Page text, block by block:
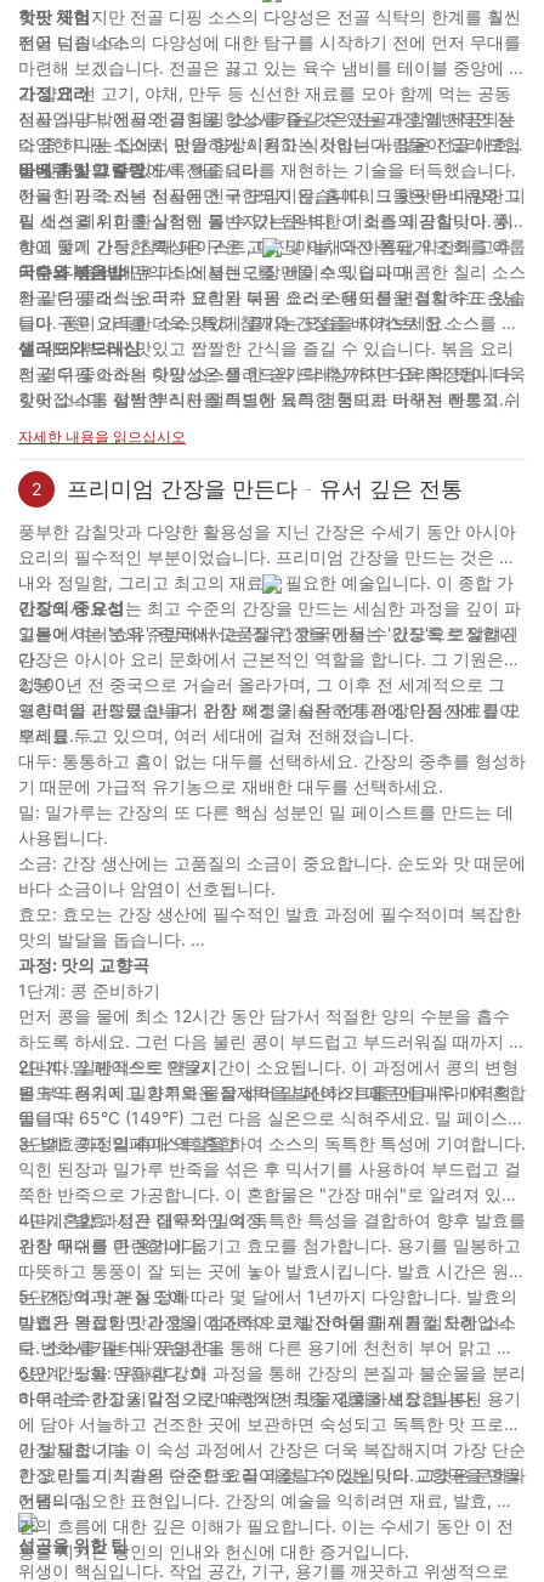
적인 곳이지만 전골 디핑 소스의 다양성은 전골 식탁의 한계를 훨씬
뛰어 넘습니다.
핫팟 체험
전골 디핑 소스의 다양성에 대한 탐구를 시작하기 전에 먼저 무대를
마련해 보겠습니다. 전골은 끓고 있는 육수 냄비를 테이블 중앙에 놓
고 얇게 썬 고기, 야채, 만두 등 신선한 재료를 모아 함께 먹는 공동
식사입니다. 전골의 경험을 향상시키는 것은 전골과 함께 제공되는
다양한 디핑 소스로, 맛을 향상시키고 식사하는 사람들이 요리 모험
을 맞춤화할 수 있도록 해줍니다.
가정 요리
전골 식당 밖에서 전골 디핑 소스를 즐길 수 있는 가장 일반적인 장
소 중 하나는 집에서 편안하게 이용하는 것입니다. 많은 전골 애호가
들은 자신의 주방에서 전골 요리를 재현하는 기술을 터득했습니다.
아늑한 가족 저녁 식사든 친구 모임이든, 홈메이드 핫팟은 다양한 디
핑 소스 레시피를 실험해 볼 수 있는 완벽한 기회를 제공합니다. 취
향에 맞게 간장, 참깨 페이스트, 다진 마늘, 다진 쪽파, 약간의 고추
기름을 섞어 나만의 소스 블렌드를 만들 수 있습니다.
바베큐 및 그릴링
전골 디핑 소스는 전골에만 국한되지 않습니다. 그들은 바비큐와 그
릴 세션을 위한 환상적인 동반자가 됩니다. 이 소스의 감칠맛이 풍부
하고 풍미 가득한 특성은 구운 고기 및 야채와 아름답게 조화를 이룹
니다. 다음 바베큐 파티에서는 간장 베이스의 딥과 매콤한 칠리 소스
와 같은 클래식 요리가 포함된 디핑 소스 스테이션을 설치하고 손님
들이 구운 요리를 더욱 맛있게 즐기는 모습을 지켜보세요.
국수와 볶음밥
전골 디핑 소스는 국수 요리와 볶음 요리로 용도를 변경할 수도 있습
니다. 풍미 가득한 소스, 특히 참깨와 간장을 베이스로 한 소스를 냉
면 위에 뿌려서 맛있고 짭짤한 간식을 즐길 수 있습니다. 볶음 요리
의 경우 좋아하는 핫팟 소스를 한 숟가락 추가하면 요리의 맛이 더욱
깊어집니다. 평범한 식사를 특별한 요리 경험으로 바꾸는 빠르고 쉬
샐러드와 드레싱
전골 디핑 소스의 다양성은 샐러드와 드레싱까지 더욱 확장됩니다.
핫팟 소스를 살짝 뿌리면 샐러드에 독특한 풍미가 더해져 전통적인
하는 디핑 소스에 식초, 꿀, 감귤 주스 등의 재료를 섞어 입맛을 자극
하는 독특한 샐러드 드레싱을 만들어 보세요.
자세한 내용을 읽으십시오
2 프리미엄 간장을 만든다 - 유서 깊은 전통
풍부한 감칠맛과 다양한 활용성을 지닌 간장은 수세기 동안 아시아
요리의 필수적인 부분이었습니다. 프리미엄 간장을 만드는 것은 인
내와 정밀함, 그리고 최고의 재료가 필요한 예술입니다. 이 종합 가
이드에서 우리는 최고 수준의 간장을 만드는 세심한 과정을 깊이 파
고들어 여러분의 주방에서 고품질 간장을 만들 수 있도록 보장합니
다.
간장의 중요성
일본에서는 '쇼유', 중국에서는 '장유', 한국에서는 '간장'으로 알려진
간장은 아시아 요리 문화에서 근본적인 역할을 합니다. 그 기원은
2,500년 전 중국으로 거슬러 올라가며, 그 이후 전 세계적으로 그
영향력을 퍼뜨렸습니다. 간장 제조 기술은 전통과 장인정신에 깊이
뿌리를 두고 있으며, 여러 세대에 걸쳐 전해졌습니다.
성분
프리미엄 간장을 만들기 위한 여정을 시작하기 전에 다음 재료를 모
으세요.:
대두: 통통하고 흠이 없는 대두를 선택하세요. 간장의 중추를 형성하
기 때문에 가급적 유기농으로 재배한 대두를 선택하세요.
밀: 밀가루는 간장의 또 다른 핵심 성분인 밀 페이스트를 만드는 데
사용됩니다.
소금: 간장 생산에는 고품질의 소금이 중요합니다. 순도와 맛 때문에
바다 소금이나 암염이 선호됩니다.
효모: 효모는 간장 생산에 필수적인 발효 과정에 필수적이며 복잡한
맛의 발달을 돕습니다.
과정: 맛의 교향곡
1단계: 콩 준비하기
먼저 콩을 물에 최소 12시간 동안 담가서 적절한 양의 수분을 흡수
하도록 하세요. 그런 다음 불린 콩이 부드럽고 부드러워질 때까지 끓
입니다. 일반적으로 약 2시간이 소요됩니다. 이 과정에서 콩의 변형
은 부드러워지고 향기로운 잠재력을 발산하기 때문에 매우 매력적
입니다.
2단계: 밀 페이스트 만들기
별도의 용기에 밀가루와 물을 섞어 밀 페이스트를 만듭니다. 이 혼합
물을 약 65°C (149°F) 그런 다음 실온으로 식혀주세요. 밀 페이스트
는 발효 과정의 촉매 역할을 하여 소스의 독특한 특성에 기여합니다.
3단계: 콩과 밀페이스트 혼합
익힌 된장과 밀가루 반죽을 섞은 후 믹서기를 사용하여 부드럽고 걸
쭉한 반죽으로 가공합니다. 이 혼합물은 "간장 매쉬"로 알려져 있습
니다. 혼합 과정은 대두와 밀의 독특한 특성을 결합하여 향후 발효를
위한 무대를 마련합니다.
4단계: 발효: 시간 집약적인 여정
간장 매쉬를 큰 용기에 옮기고 효모를 첨가합니다. 용기를 밀봉하고
따뜻하고 통풍이 잘 되는 곳에 놓아 발효시킵니다. 발효 시간은 원하
는 간장의 맛과 농도에 따라 몇 달에서 1년까지 다양합니다. 발효의
마법은 복잡한 맛과 향이 점진적으로 발전하여 매쉬를 심오한 소스
로 변화시키는 데 있습니다.
5단계: 여과: 본질 정화
발효가 완료되면 간장을 여과하여 고체 잔여물을 제거할 차례입니
다. 소스를 필터나 무명천을 통해 다른 용기에 천천히 부어 맑고 액
상인 간장을 만듭니다. 이 과정을 통해 간장의 본질과 불순물을 분리
하여 순수하고 시각적으로 매력적인 최종 제품을 보장합니다.
6단계: 노화: 우아함 강화
마무리로 간장을 일정 기간 숙성시켜 맛을 강화하세요. 밀봉된 용기
에 담아 서늘하고 건조한 곳에 보관하면 숙성되고 독특한 맛 프로필
이 발달합니다. 이 숙성 과정에서 간장은 더욱 복잡해지며 가장 단순
한 요리도 미식가의 수준으로 끌어올릴 수 있는 맛의 교향곡을 만들
어냅니다.
간장 제조 기술
간장 만들기 기술은 단순한 요리 과정 그 이상입니다. 그것은 문화와
전통의 심오한 표현입니다. 간장의 예술을 익히려면 재료, 발효, 시
간의 흐름에 대한 깊은 이해가 필요합니다. 이는 수세기 동안 이 전
통을 지켜온 장인의 인내와 헌신에 대한 증거입니다.
성공을 위한 팁
위생이 핵심입니다. 작업 공간, 기구, 용기를 깨끗하고 위생적으로